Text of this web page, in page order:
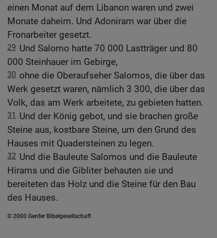
einen Monat auf dem Libanon waren und zwei
Monate daheim. Und Adoniram war über die
Fronarbeiter gesetzt.
29 Und Salomo hatte 70 000 Lastträger und 80
000 Steinhauer im Gebirge,
30 ohne die Oberaufseher Salomos, die über das
Werk gesetzt waren, nämlich 3 300, die über das
Volk, das am Werk arbeitete, zu gebieten hatten.
31 Und der König gebot, und sie brachen große
Steine aus, kostbare Steine, um den Grund des
Hauses mit Quadersteinen zu legen.
32 Und die Bauleute Salomos und die Bauleute
Hirams und die Gibliter behauten sie und
bereiteten das Holz und die Steine für den Bau
des Hauses.
© 2000 Genfer Bibelgesellschaft